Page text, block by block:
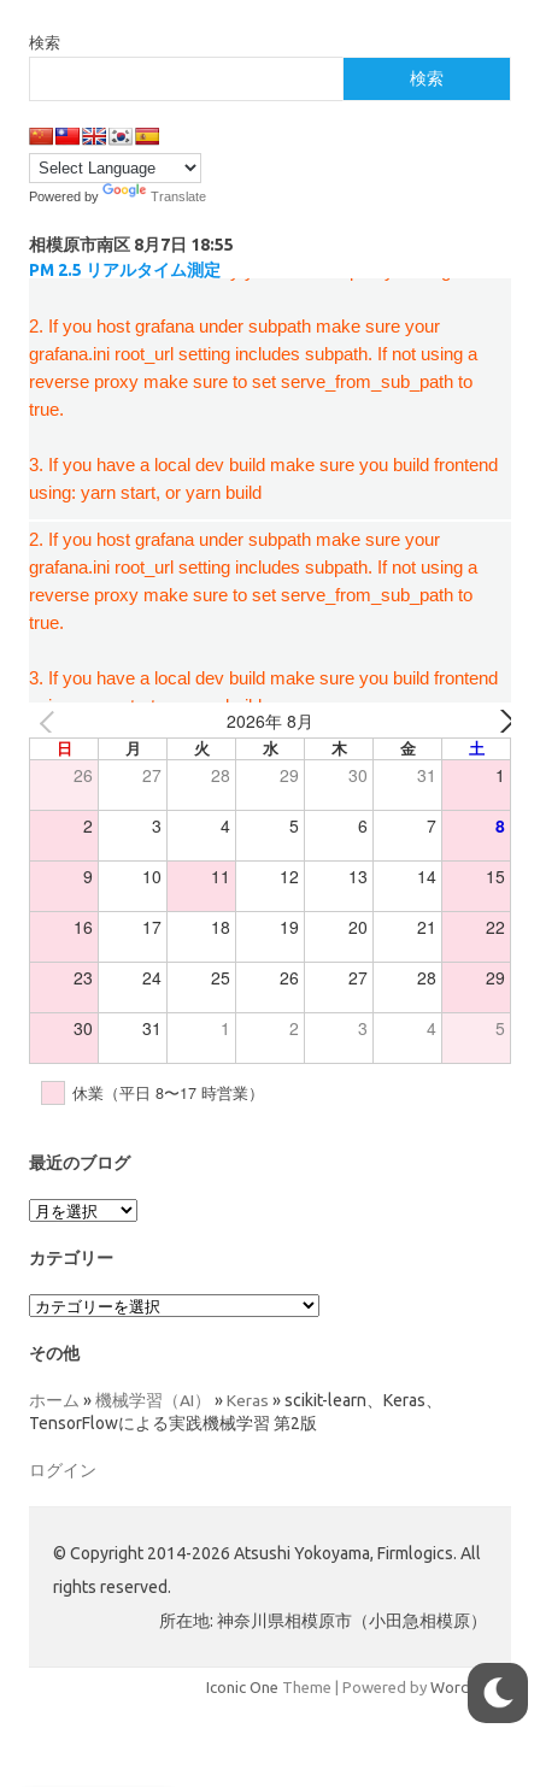
検索
検索
Powered by Translate
相模原市南区 8月7日 18:55
PM 2.5 リアルタイム測定
2026年 8月
日 月 火 水 木 金 土
26 27 28 29 30 31 1
2 3 4 5 6 7 8
9 10 11 12 13 14 15
16 17 18 19 20 21 22
23 24 25 26 27 28 29
30 31 1 2 3 4 5
休業（平日 8〜17 時営業）
最近のブログ
ア
カ
ブ
カテゴリー
カ
ゴ
ー
その他
ホーム »機械学習（AI） »Keras »scikit-learn、Keras、
TensorFlowによる実践機械学習 第2版
ログイン
© Copyright 2014-2026 Atsushi Yokoyama, Firmlogics. All
rights reserved.
所在地: 神奈川県相模原市（小田急相模原）
Iconic One Theme | Powered by Wordpress